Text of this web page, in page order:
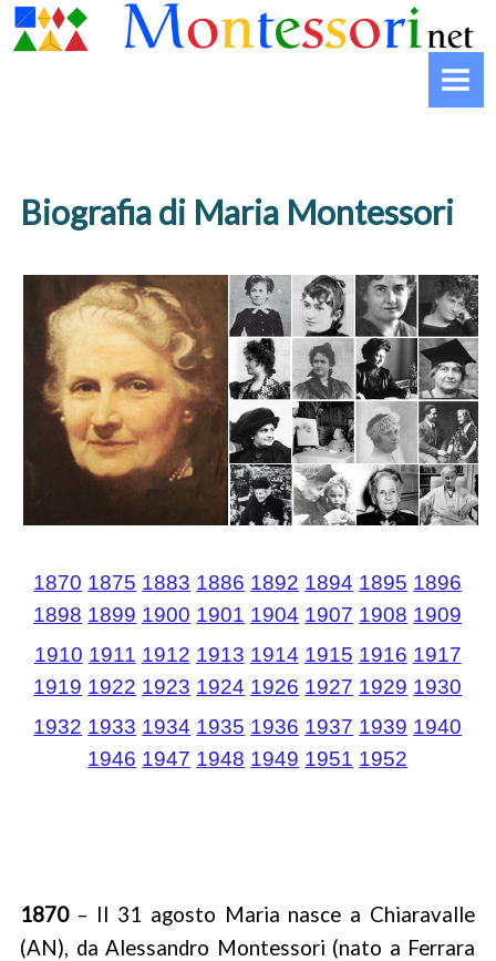
HOME
La striscia del Montessori
INFANZIA
Il nido
La Casa dei Bambini
La scuola primaria
Le scuole olandesi
La Farm School
MONTESSORI E ...
LINK
Biografia di Maria Montessori
1870 1875 1883 1886 1892 1894 1895 1896
1898 1899 1900 1901 1904 1907 1908 1909
1910 1911 1912 1913 1914 1915 1916 1917
1919 1922 1923 1924 1926 1927 1929 1930
1932 1933 1934 1935 1936 1937 1939 1940
1946 1947 1948 1949 1951 1952
1870– Il 31 agosto Maria nasce a Chiaravalle
(AN), da Alessandro Montessori (nato a Ferrara